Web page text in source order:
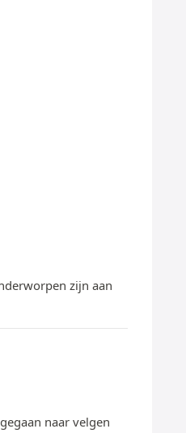
zijn aan
naar velgen